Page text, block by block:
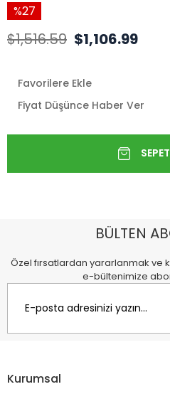
27
$1,516.59 $1,106.99
Favorilere Ekle
Fiyat Düşünce Haber Ver
BÜLTEN
Özel fırsatlardan yararlanmak ve
e-bültenimize
Kurumsal